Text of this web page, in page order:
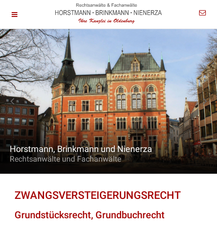
Horstmann, Brinkmann und Nienerza
Rechtsanwälte und Fachanwälte
ZWANGSVERSTEIGERUNGSRECHT
Grundstücksrecht, Grundbuchrecht